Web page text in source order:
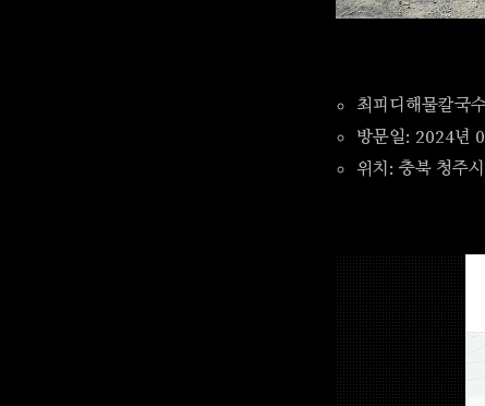
최피디해물칼국
방문일: 2024년
위치: 충북 청주